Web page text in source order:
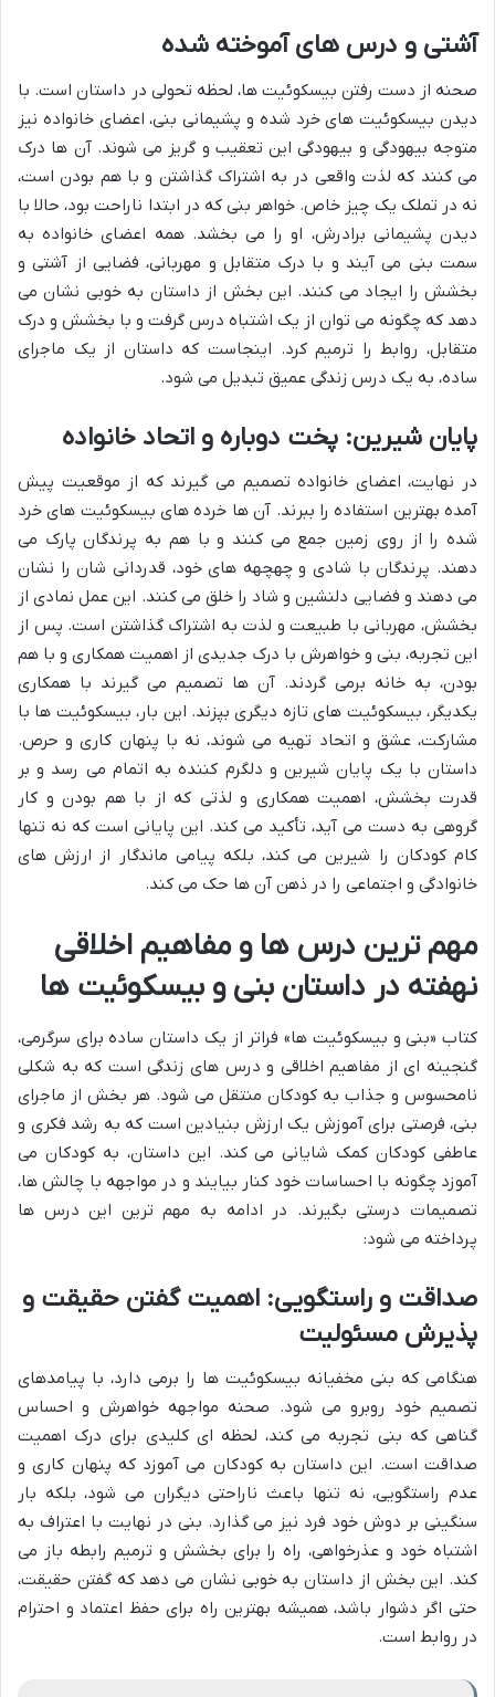
آشتی و درس های آموخته شده
صحنه از دست رفتن بیسکوئیت ها، لحظه تحولی در داستان است. با
دیدن بیسکوئیت های خرد شده و پشیمانی بنی، اعضای خانواده نیز
متوجه بیهودگی و بیهودگی این تعقیب و گریز می شوند. آن ها درک
می کنند که لذت واقعی در به اشتراک گذاشتن و با هم بودن است،
نه در تملک یک چیز خاص. خواهر بنی که در ابتدا ناراحت بود، حالا با
دیدن پشیمانی برادرش، او را می بخشد. همه اعضای خانواده به
سمت بنی می آیند و با درک متقابل و مهربانی، فضایی از آشتی و
بخشش را ایجاد می کنند. این بخش از داستان به خوبی نشان می
دهد که چگونه می توان از یک اشتباه درس گرفت و با بخشش و درک
متقابل، روابط را ترمیم کرد. اینجاست که داستان از یک ماجرای
ساده، به یک درس زندگی عمیق تبدیل می شود.
پایان شیرین: پخت دوباره و اتحاد خانواده
در نهایت، اعضای خانواده تصمیم می گیرند که از موقعیت پیش
آمده بهترین استفاده را ببرند. آن ها خرده های بیسکوئیت های خرد
شده را از روی زمین جمع می کنند و با هم به پرندگان پارک می
دهند. پرندگان با شادی و چهچهه های خود، قدردانی شان را نشان
می دهند و فضایی دلنشین و شاد را خلق می کنند. این عمل نمادی از
بخشش، مهربانی با طبیعت و لذت به اشتراک گذاشتن است. پس از
این تجربه، بنی و خواهرش با درک جدیدی از اهمیت همکاری و با هم
بودن، به خانه برمی گردند. آن ها تصمیم می گیرند با همکاری
یکدیگر، بیسکوئیت های تازه دیگری بپزند. این بار، بیسکوئیت ها با
مشارکت، عشق و اتحاد تهیه می شوند، نه با پنهان کاری و حرص.
داستان با یک پایان شیرین و دلگرم کننده به اتمام می رسد و بر
قدرت بخشش، اهمیت همکاری و لذتی که از با هم بودن و کار
گروهی به دست می آید، تأکید می کند. این پایانی است که نه تنها
کام کودکان را شیرین می کند، بلکه پیامی ماندگار از ارزش های
خانوادگی و اجتماعی را در ذهن آن ها حک می کند.
مهم ترین درس ها و مفاهیم اخلاقی
نهفته در داستان بنی و بیسکوئیت ها
کتاب «بنی و بیسکوئیت ها» فراتر از یک داستان ساده برای سرگرمی،
گنجینه ای از مفاهیم اخلاقی و درس های زندگی است که به شکلی
نامحسوس و جذاب به کودکان منتقل می شود. هر بخش از ماجرای
بنی، فرصتی برای آموزش یک ارزش بنیادین است که به رشد فکری و
عاطفی کودکان کمک شایانی می کند. این داستان، به کودکان می
آموزد چگونه با احساسات خود کنار بیایند و در مواجهه با چالش ها،
تصمیمات درستی بگیرند. در ادامه به مهم ترین این درس ها
پرداخته می شود:
صداقت و راستگویی: اهمیت گفتن حقیقت و
پذیرش مسئولیت
هنگامی که بنی مخفیانه بیسکوئیت ها را برمی دارد، با پیامدهای
تصمیم خود روبرو می شود. صحنه مواجهه خواهرش و احساس
گناهی که بنی تجربه می کند، لحظه ای کلیدی برای درک اهمیت
صداقت است. این داستان به کودکان می آموزد که پنهان کاری و
عدم راستگویی، نه تنها باعث ناراحتی دیگران می شود، بلکه بار
سنگینی بر دوش خود فرد نیز می گذارد. بنی در نهایت با اعتراف به
اشتباه خود و عذرخواهی، راه را برای بخشش و ترمیم رابطه باز می
کند. این بخش از داستان به خوبی نشان می دهد که گفتن حقیقت،
حتی اگر دشوار باشد، همیشه بهترین راه برای حفظ اعتماد و احترام
در روابط است.